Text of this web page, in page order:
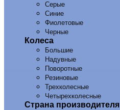
Серые
Синие
Фиолетовые
Черные
Колеса
Большие
Надувные
Поворотные
Резиновые
Трехколесные
Четырехколесные
Страна производителя